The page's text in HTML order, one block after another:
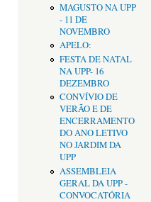
MAGUSTO NA UPP
- 11 DE
NOVEMBRO
APELO:
FESTA DE NATAL
NA UPP- 16
DEZEMBRO
CONVÍVIO DE
VERÃO E DE
ENCERRAMENTO
DO ANO LETIVO
NO JARDIM DA
UPP
ASSEMBLEIA
GERAL DA UPP -
CONVOCATÓRIA